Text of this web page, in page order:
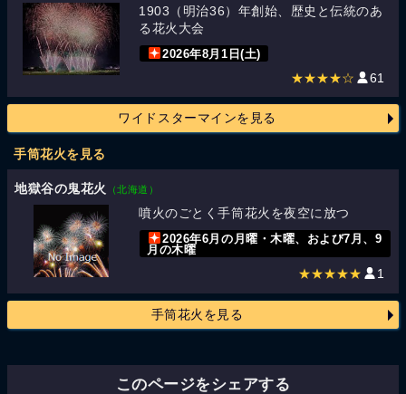
1903（明治36）年創始、歴史と伝統のあ
る花火大会
2026年8月1日(土)
★★★★☆ 61
ワイドスターマインを見る
手筒花火を見る
地獄谷の鬼花火 （北海道）
噴火のごとく手筒花火を夜空に放つ
2026年6月の月曜・木曜、および7月、9
月の木曜
★★★★★ 1
手筒花火を見る
このページをシェアする